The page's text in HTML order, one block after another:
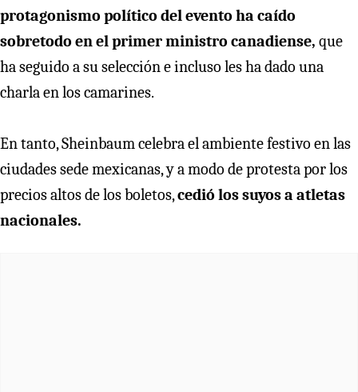
protagonismo político del evento ha caído
sobretodo en el primer ministro canadiense, que
ha seguido a su selección e incluso les ha dado una
charla en los camarines.
En tanto, Sheinbaum celebra el ambiente festivo en las
ciudades sede mexicanas, y a modo de protesta por los
precios altos de los boletos,cedió los suyos a atletas
nacionales.